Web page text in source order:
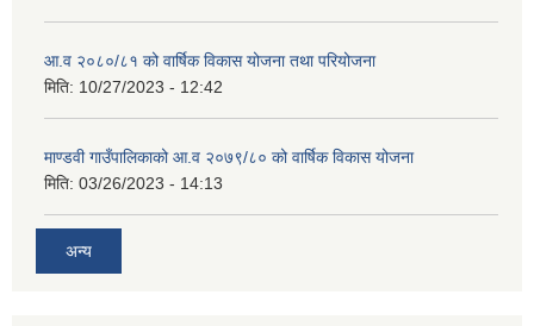
आ.व २०८०/८१ को वार्षिक विकास योजना तथा परियोजना
मिति: 10/27/2023 - 12:42
माण्डवी गाउँपालिकाको आ.व २०७९/८० को वार्षिक विकास योजना
मिति: 03/26/2023 - 14:13
अन्य